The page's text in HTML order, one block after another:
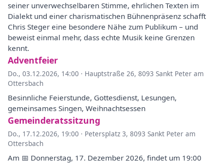
seiner unverwechselbaren Stimme, ehrlichen Texten im
Dialekt und einer charismatischen Bühnenpräsenz schafft
Chris Steger eine besondere Nähe zum Publikum – und
beweist einmal mehr, dass echte Musik keine Grenzen
kennt.
Adventfeier
Do., 03.12.2026, 14:00 · Hauptstraße 26, 8093 Sankt Peter am
Ottersbach
Besinnliche Feierstunde, Gottesdienst, Lesungen,
gemeinsames Singen, Weihnachtsessen
Gemeinderatssitzung
Do., 17.12.2026, 19:00 · Petersplatz 3, 8093 Sankt Peter am
Ottersbach
Am 📅 Donnerstag, 17. Dezember 2026, findet um 19:00